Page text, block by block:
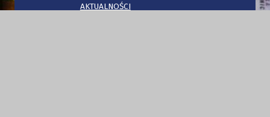
AKTUALNOŚCI